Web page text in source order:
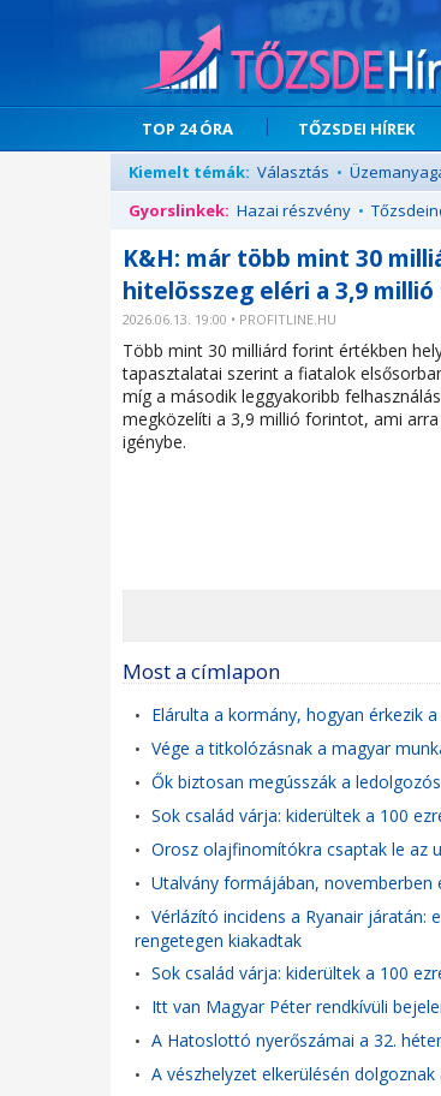
TOP 24 ÓRA TŐZSDEI HÍREK
Kiemelt témák: Választás •
Gyorslinkek: Hazai részvény •
K&H: már több mint 30
hitelösszeg eléri a 3,9
2026.06.13. 19:00 • PROFITLINE.HU
Több mint 30 milliárd forint értékben
tapasztalatai szerint a fiatalok
míg a második leggyakoribb
megközelíti a 3,9 millió forintot, ami
igénybe.
Most a címlapon
• Elárulta a kormány, hogyan érkezik
• Vége a titkolózásnak a magyar
• Ők biztosan megússzák a
• Sok család várja: kiderültek a 100
• Orosz olajfinomítókra csaptak le az
• Utalvány formájában, novemberben
• Vérlázító incidens a Ryanair járatán:
rengetegen kiakadtak
• Sok család várja: kiderültek a 100
• Itt van Magyar Péter rendkívüli
• A Hatoslottó nyerőszámai a 32.
• A vészhelyzet elkerülésén